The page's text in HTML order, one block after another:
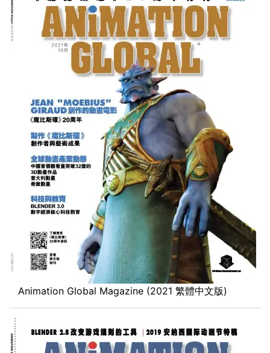
Animation Global Magazine (2021 繁體中文版)